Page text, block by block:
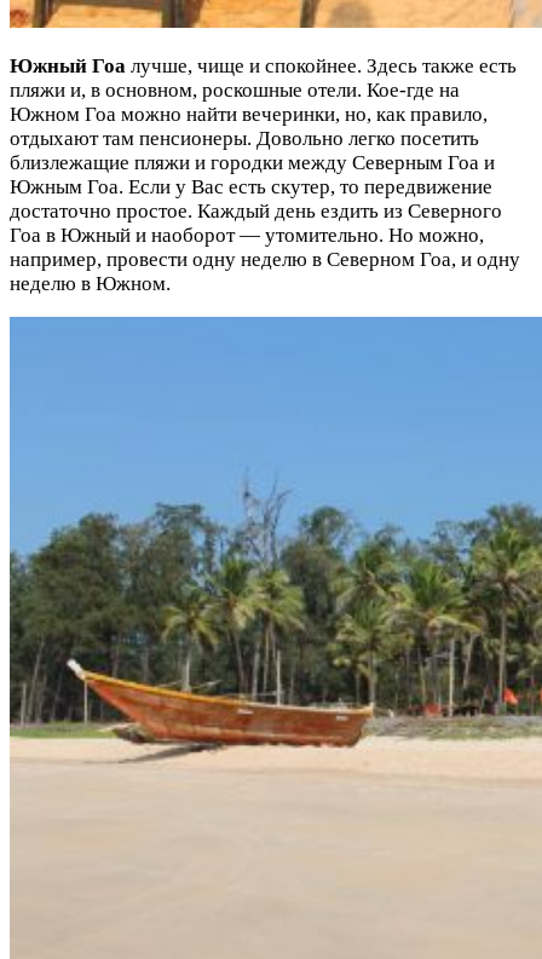
Южный Гоа лучше, чище и спокойнее. Здесь также есть
пляжи и, в основном, роскошные отели. Кое-где на
Южном Гоа можно найти вечеринки, но, как правило,
отдыхают там пенсионеры. Довольно легко посетить
близлежащие пляжи и городки между Северным Гоа и
Южным Гоа. Если у Вас есть скутер, то передвижение
достаточно простое. Каждый день ездить из Северного
Гоа в Южный и наоборот — утомительно. Но можно,
например, провести одну неделю в Северном Гоа, и одну
неделю в Южном.